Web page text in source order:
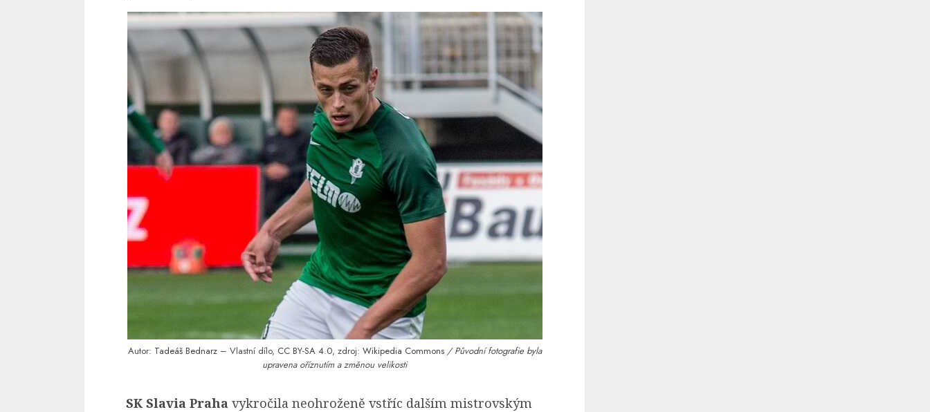
Autor: Tadeáš Bednarz– Vlastní dílo, CC BY-SA 4.0, zdroj: Wikipedia Commons / Původní fotografie byla
upravena oříznutím a změnou velikosti
SK Slavia Praha vykročila neohroženě vstříc dalším mistrovským